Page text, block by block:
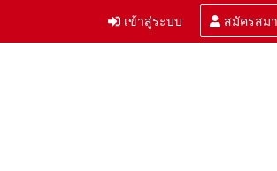
เข้าสู่ระบบ สมัครสม